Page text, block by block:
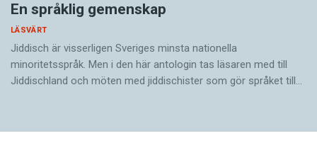
En språklig gemenskap
LÄSVÄRT
Jiddisch är visserligen Sveriges minsta nationella
minoritetsspråk. Men i den här antologin tas läsaren med till
Jiddischland och möten med jiddischister som gör språket till…